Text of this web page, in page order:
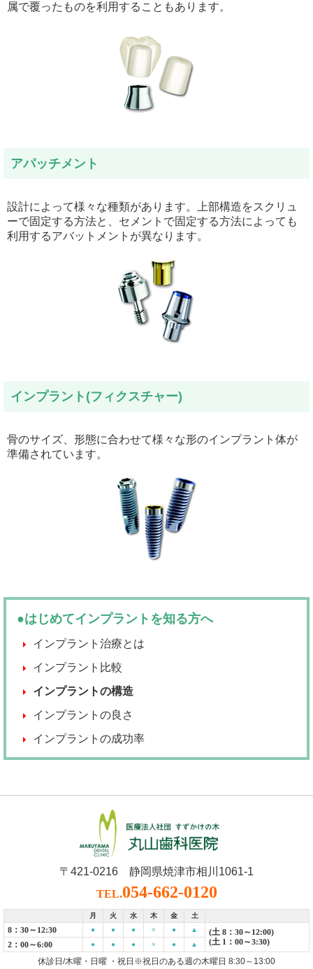
属で覆ったものを利用することもあります。
アパッチメント
設計によって様々な種類があります。上部構造をスクリュ
ーで固定する方法と、セメントで固定する方法によっても
利用するアバットメントが異なります。
インプラント(フィクスチャー)
骨のサイズ、形態に合わせて様々な形のインプラント体が
準備されています。
●はじめてインプラントを知る方へ
インプラント治療とは
インプラント比較
インプラントの構造
インプラントの良さ
インプラントの成功率
〒421-0216 静岡県焼津市相川1061-1
TEL.054-662-0120
月 火 水 木 金 土
8：30～12:30 ● ● ● × ● ▲ (土 8：30～12:00)
(土 1：00～3:30)
2：00～6:00 ● ● ● × ● ▲
休診日/木曜・日曜 ・祝日※祝日のある週の木曜日 8:30～13:00